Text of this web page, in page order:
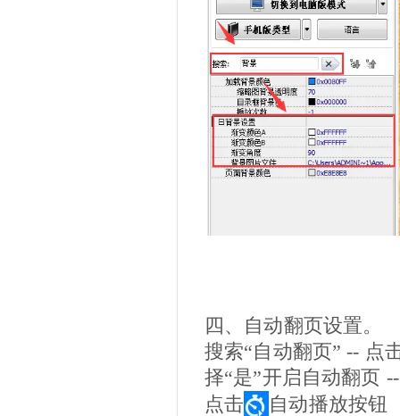
四、自动翻页设置。
搜索“自动翻页” -- 点
择“是”开启自动翻页
点击
自动播放按钮